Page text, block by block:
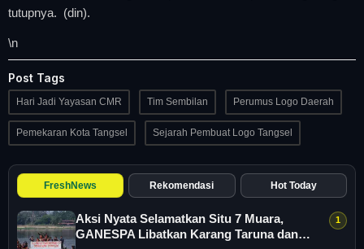
tutupnya. (din).
\n
Post Tags
Hari Jadi Yayasan CMR Tim Sembilan Perumus Logo Daerah
Pemekaran Kota Tangsel Sejarah Pembuat Logo Tangsel
FreshNews Rekomendasi Hot Today
Aksi Nyata Selamatkan Situ 7 Muara,
GANESPA Libatkan Karang Taruna dan